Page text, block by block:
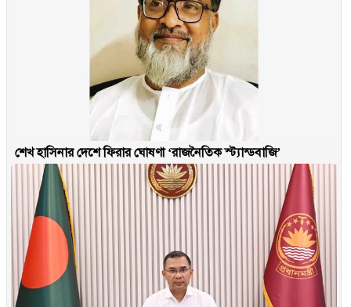
শেখ হাসিনার দেশে ফিরার ঘোষণা ‘রাজনৈতিক স্ট্যান্ডবাজি’